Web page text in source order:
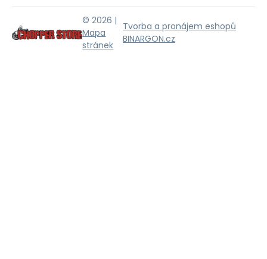
© 2026 |
Mapa
stránek
Tvorba a pronájem eshopů
BINARGON.cz